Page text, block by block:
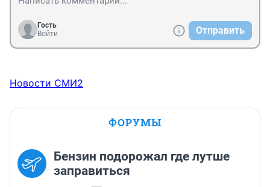
Гость
Войти
Отправить
Новости СМИ2
ФОРУМЫ
Бензин подорожал где лутше
заправиться